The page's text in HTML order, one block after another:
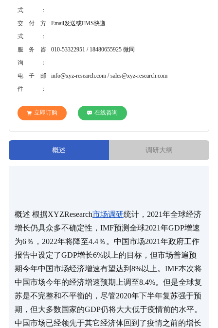
式：
交付方
式：
Email发送或EMS快递
服务咨
询：
010-53322951 / 18480655925 微同
电子邮
件：
info@xyz-research.com / sales@xyz-research.com
立即订购 在线咨询
概述 调研大纲
概述 根据XYZResearch市场调研统计，2021年全球经济
增长仍具众多不确定性，IMF预测全球2021年GDP增速
为6％，2022年将降至4.4％。中国市场2021年政府工作
报告中设定了GDP增长6%以上的目标，但市场普遍预
期今年中国市场经济增速有望达到8%以上。IMF本次将
中国市场今年的经济增速预期上调至8.4%。但是全球复
苏是不完整和不平衡的，尽管2020年下半年复苏强于预
期，但大多数国家的GDP仍将大大低于疫情前的水平。
中国市场已经领先于其它经济体回到了疫情之前的增长